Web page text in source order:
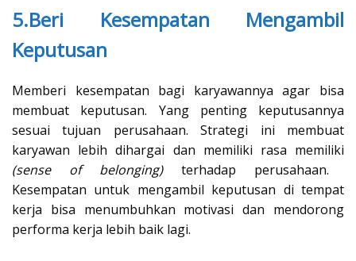
5.Beri Kesempatan Mengambil
Keputusan
Memberi kesempatan bagi karyawannya agar bisa
membuat keputusan. Yang penting keputusannya
sesuai tujuan perusahaan. Strategi ini membuat
karyawan lebih dihargai dan memiliki rasa memiliki
(sense of belonging) terhadap perusahaan.
Kesempatan untuk mengambil keputusan di tempat
kerja bisa menumbuhkan motivasi dan mendorong
performa kerja lebih baik lagi.